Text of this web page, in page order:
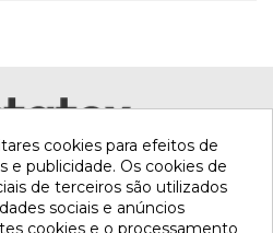
cookies para efeitos de
e publicidade. Os cookies de
de terceiros são utilizados
sociais e anúncios
cookies e o processamento